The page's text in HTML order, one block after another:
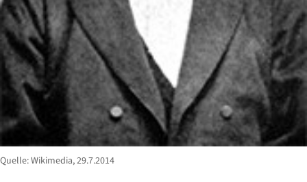
Quelle: Wikimedia, 29.7.2014